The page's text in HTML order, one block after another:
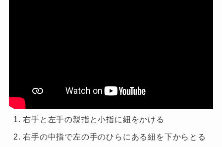
右手と左手の親指と小指に紐をかける
右手の中指で左の手のひらにある紐を下からとる